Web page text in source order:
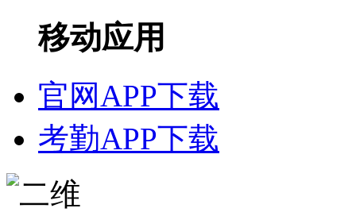
移动应用
官网APP下载
考勤APP下载